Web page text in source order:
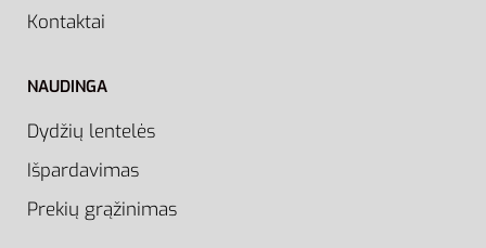
Kontaktai
NAUDINGA
Dydžių lentelės
Išpardavimas
Prekių grąžinimas